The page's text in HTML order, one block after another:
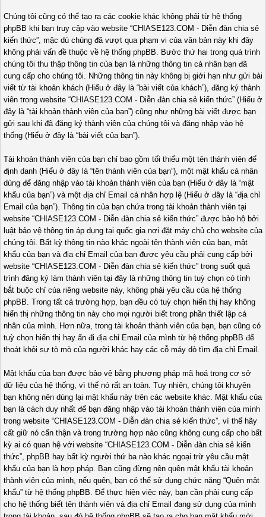
Chúng tôi cũng có thể tạo ra các cookie khác không phải từ hệ thống
phpBB khi bạn truy cập vào website “CHIASE123.COM - Diễn đàn chia sẻ
kiến thức”, mặc dù chúng đã vượt qua phạm vi của văn bản này khi đây
không phải vấn đề thuộc về hệ thống phpBB. Bước thứ hai trong quá trình
chúng tôi thu thập thông tin của bạn là những thông tin cá nhân bạn đã
cung cấp cho chúng tôi. Những thông tin này không bị giới hạn như gửi bài
viết từ tài khoản khách (Hiểu ở đây là “bài viết của khách”), đăng ký thành
viên trong website “CHIASE123.COM - Diễn đàn chia sẻ kiến thức” (Hiểu ở
đây là “tài khoản thành viên của bạn”) cũng như những bài viết được bạn
gửi sau khi đã đăng ký thành viên của chúng tôi và đăng nhập vào hệ
thống (Hiểu ở đây là “bài viết của bạn”).
Tài khoản thành viên của bạn chỉ bao gồm tối thiểu một tên thành viên để
định danh (Hiểu ở đây là “tên thành viên của bạn”), một mật khẩu cá nhân
dùng để đăng nhập vào tài khoản thành viên của bạn (Hiểu ở đây là “mật
khẩu của bạn”) và một địa chỉ Email cá nhân hợp lệ (Hiểu ở đây là “địa chỉ
Email của bạn”). Thông tin của bạn chứa trong tài khoản thành viên tại
website “CHIASE123.COM - Diễn đàn chia sẻ kiến thức” được bảo hộ bởi
luật bảo vệ thông tin áp dụng tại quốc gia nơi đặt máy chủ cho website của
chúng tôi. Bất kỳ thông tin nào khác ngoài tên thành viên của bạn, mật
khẩu của bạn và địa chỉ Email của bạn được yêu cầu phải cung cấp bởi
website “CHIASE123.COM - Diễn đàn chia sẻ kiến thức” trong suốt quá
trình đăng ký làm thành viên tại đây là những thông tin tuỳ chọn có tính
bắt buộc chỉ của riêng website này, không phải yêu cầu của hệ thống
phpBB. Trong tất cả trường hợp, bạn đều có tuỳ chọn hiển thị hay không
hiển thị những thông tin này cho mọi người biết trong phần thiết lập cá
nhân của mình. Hơn nữa, trong tài khoản thành viên của bạn, bạn cũng có
tuỳ chọn hiển thị hay ẩn đi địa chỉ Email của mình từ hệ thống phpBB để
thoát khỏi sự tò mò của người khác hay các cỗ máy dò tìm địa chỉ Email.
Mật khẩu của bạn được bảo vệ bằng phương pháp mã hoá trong cơ sở
dữ liệu của hệ thống, vì thế nó rất an toàn. Tuy nhiên, chúng tôi khuyên
bạn không nên dùng lại mật khẩu này trên các website khác. Mật khẩu của
bạn là cách duy nhất để bạn đăng nhập vào tài khoản thành viên của mình
trong website “CHIASE123.COM - Diễn đàn chia sẻ kiến thức”, vì thế hãy
cất giữ nó cẩn thận và trong trường hợp nào cũng không cung cấp cho bất
kỳ ai có quan hệ với website “CHIASE123.COM - Diễn đàn chia sẻ kiến
thức”, phpBB hay bất kỳ người thứ ba nào khác ngoại trừ yêu cầu mật
khẩu của bạn là hợp pháp. Bạn cũng đừng nên quên mật khẩu tài khoản
thành viên của mình, nếu quên, bạn có thể sử dụng chức năng “Quên mật
khẩu” từ hệ thống phpBB. Để thực hiện việc này, bạn cần phải cung cấp
cho hệ thống biết tên thành viên và địa chỉ Email đang sử dụng của mình